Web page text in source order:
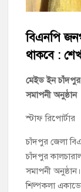
চাঁদপুর সদর
চাঁদপুর-৫ আসনের
সম্ভাব্য মেয়র
চাঁদপুর পৌর
কমিটি অনুমোদন
হাইমচরের হালিম
মঞ্চে নয়,
এহসানুল হক মিলন
বিএনপি
থাকবে :
মেইড ইন চাঁদপুর
সমাপনী অনুষ্ঠান
স্টাফ রিপোর্টার
চাঁদপুর জেলা
চাঁদপুর
সমাপনী
শিল্পকলা